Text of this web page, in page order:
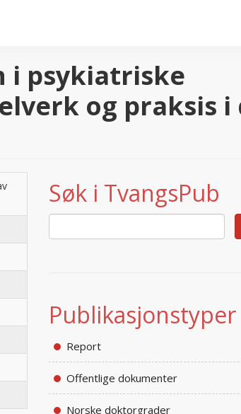
i psykiatriske
og praksis i
Søk i TvangsPub
Publikasjonstyper
Report
Offentlige dokumenter
Norske doktorgrader